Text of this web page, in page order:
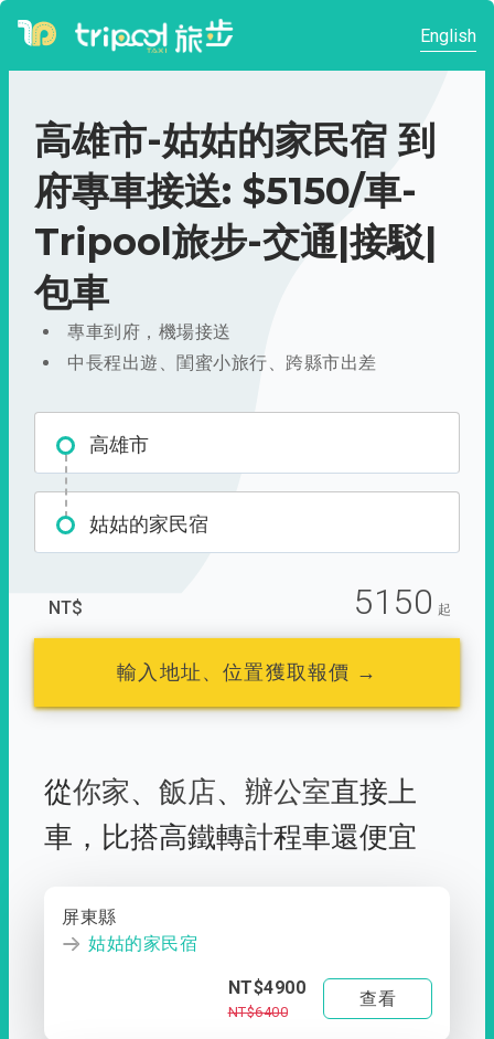
English
高雄市-姑姑的家民宿 到
府專車接送: $5150/車-
Tripool旅步-交通|接駁|
包車
專車到府，機場接送
中長程出遊、閨蜜小旅行、跨縣市出差
高雄市
姑姑的家民宿
NT$ 5150 起
輸入地址、位置獲取報價 →
從你家、 飯店、 辦公室直接上
車， 比搭高鐵轉計程車還便宜
屏東縣
姑姑的家民宿
NT$4900
NT$6400
查看